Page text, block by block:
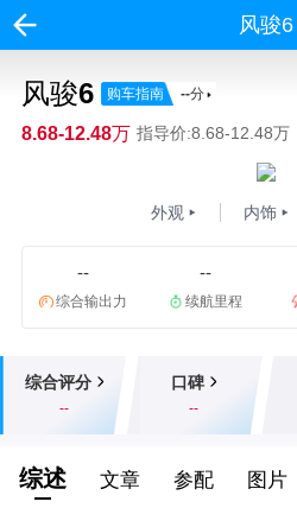
风骏6
风骏6 购车指南 --分
8.68-12.48万 指导价:8.68-12.48万
外观 内饰
--
综合输出力
--
续航里程
综合评分
--
口碑
--
综述 文章 参配 图片